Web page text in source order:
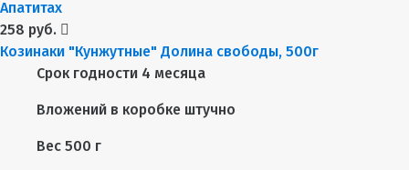
258 руб.
Козинаки "Кунжутные" Долина свободы, 500г
Срок годности 4 месяца
Вложений в коробке штучно
Вес 500 г